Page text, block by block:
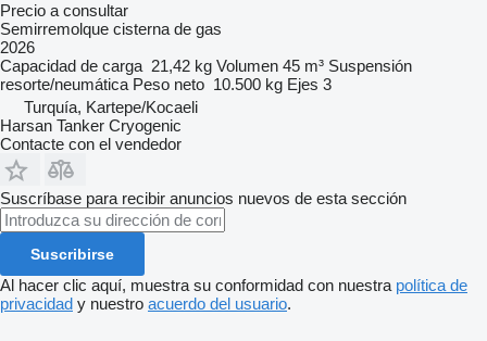
Precio a consultar
Semirremolque cisterna de gas
2026
Capacidad de carga 21,42 kg Volumen 45 m³ Suspensión
resorte/neumática Peso neto 10.500 kg Ejes 3
Turquía, Kartepe/Kocaeli
Harsan Tanker Cryogenic
Contacte con el vendedor
Suscríbase para recibir anuncios nuevos de esta sección
Suscribirse
Al hacer clic aquí, muestra su conformidad con nuestra política de
privacidad y nuestro acuerdo del usuario.